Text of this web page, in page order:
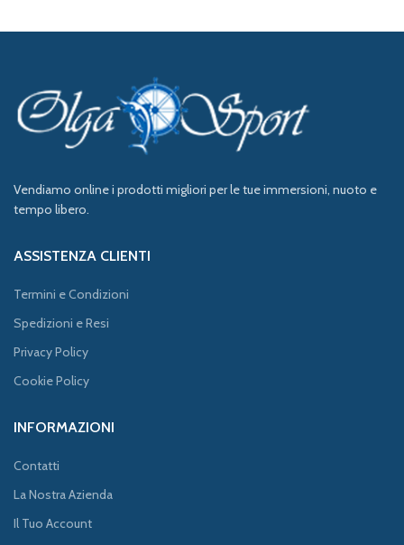
Vendiamo online i prodotti migliori per le tue immersioni, nuoto e
tempo libero.
ASSISTENZA CLIENTI
Termini e Condizioni
Spedizioni e Resi
Privacy Policy
Cookie Policy
INFORMAZIONI
Contatti
La Nostra Azienda
Il Tuo Account